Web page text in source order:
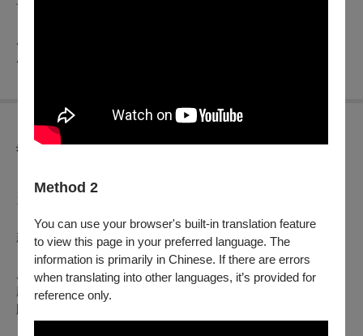
Method 2
You can use your browser's built-in translation feature
to view this page in your preferred language. The
information is primarily in Chinese. If there are errors
when translating into other languages, it’s provided for
reference only.
長號獨奏者：李季鴻
異動公告
12日
親愛的觀眾，你好，
2025年08月27日（三）19:30於國立臺中教育大學寶成演藝
廳演出之《傳成·樂音不息》—成大管弦2025巡迴音樂會，因
颱風天場館漏水維修導致取消演出，造成不便，敬請見諒